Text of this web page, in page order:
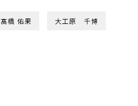
髙橋 佑果 大工原 千博